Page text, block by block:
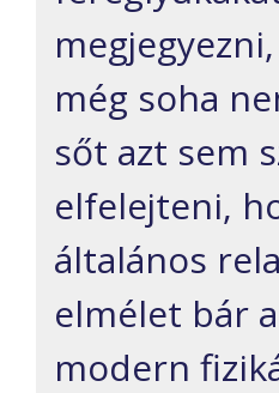
még soha
sőt azt sem
elfelejteni,
általános
elmélet bár
modern